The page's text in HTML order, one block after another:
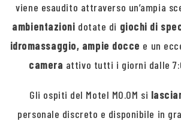
viene esaudito attraverso un’ampia
ambientazioni dotate di giochi di
idromassaggio, ampie docce e un
camera attivo tutti i giorni dalle
Gli ospiti del Motel MO.OM si
personale discreto e disponibile in